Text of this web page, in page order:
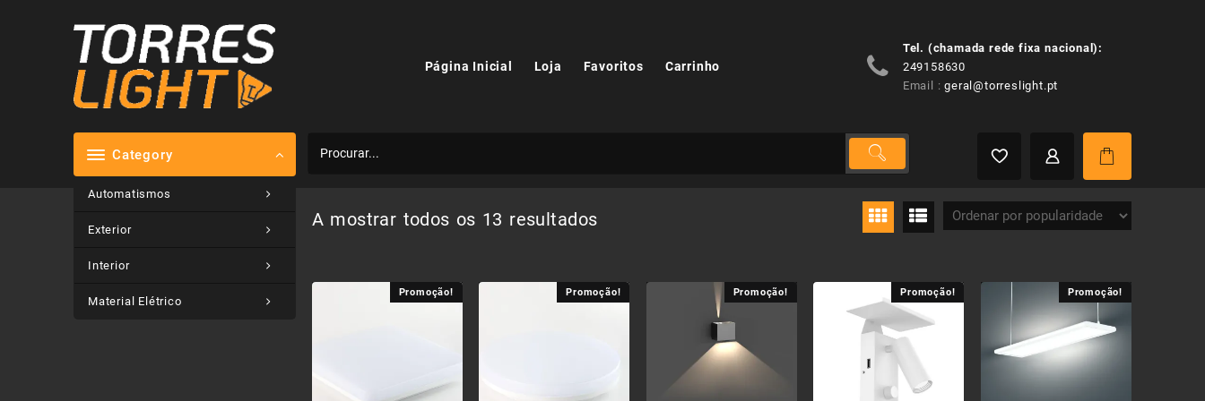
Página Inicial Loja Favoritos Carrinho
Tel. (chamada rede fixa nacional):
249158630
Email :geral@torreslight.pt
Category
Automatismos
Exterior
Interior
Material Elétrico
A mostrar todos os 13 resultadosOrdenado
popularidade
Promoção! Promoção! Promoção! Promoção! Promoção!